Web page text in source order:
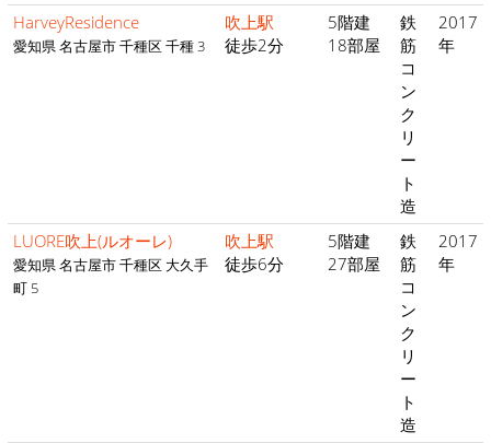
HarveyResidence
愛知県 名古屋市 千種区 千種 3
吹上駅
徒歩2分
5階建
18部屋
鉄
筋
コ
ン
ク
リ
ー
ト
造
2017
年
LUORE吹上(ルオーレ)
愛知県 名古屋市 千種区 大久手
町 5
吹上駅
徒歩6分
5階建
27部屋
鉄
筋
コ
ン
ク
リ
ー
ト
造
2017
年